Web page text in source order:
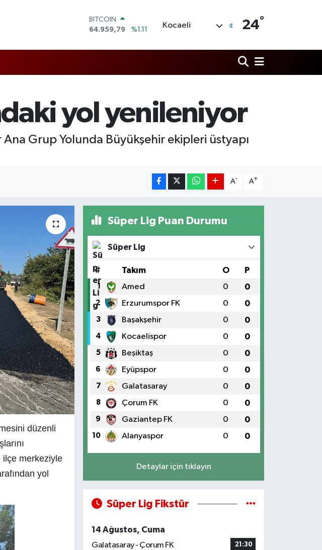
64.959,79
DOLAR
EURO
6660.55
BİST100
13.779
%-14
Kocaeli 24°
yol yenileniyor
Grup Yolunda Büyükşehir ekipleri üstyapı
A- A+
düzenli
ilçe merkeziyle
yol
Süper Lig Puan Durumu
Süper Lig
# Takım O P
1 Amed 0 0
2 Erzurumspor FK 0 0
3 Başakşehir 0 0
4 Kocaelispor 0 0
5 Beşiktaş 0 0
6 Eyüpspor 0 0
7 Galatasaray 0 0
8 Çorum FK 0 0
9 Gaziantep FK 0 0
10 Alanyaspor 0 0
Detaylar için tıklayın
Süper Lig Fikstür
14 Ağustos, Cuma
Galatasaray - Çorum FK
21:30